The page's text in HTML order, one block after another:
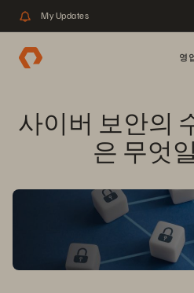
My Updates
영
사이버 보안의
은 무엇